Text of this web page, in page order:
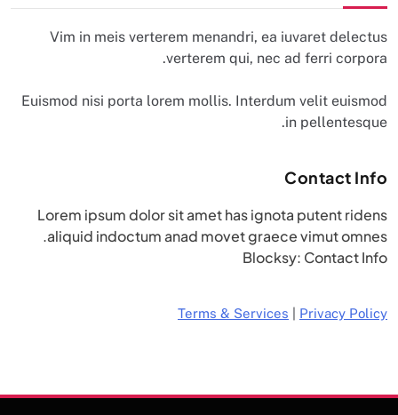
Vim in meis verterem menandri, ea iuvaret delectus
verterem qui, nec ad ferri corpora.
Euismod nisi porta lorem mollis. Interdum velit euismod
in pellentesque.
Contact Info
Lorem ipsum dolor sit amet has ignota putent ridens
aliquid indoctum anad movet graece vimut omnes.
Blocksy: Contact Info
Terms & Services Privacy Policy